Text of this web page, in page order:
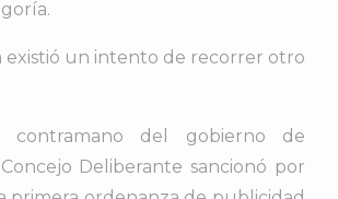
existió un intento de recorrer otro
contramano del gobierno de
Deliberante sancionó por